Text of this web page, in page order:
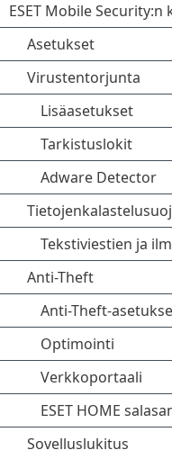
ESET Mobile
Asetukset
Virustentorjunta
Lisäasetukset
Tarkistuslokit
Adware Detector
Tekstiviestien ja
Anti-Theft
Anti-Theft-
Optimointi
Verkkoportaali
ESET HOME
Sovelluslukitus